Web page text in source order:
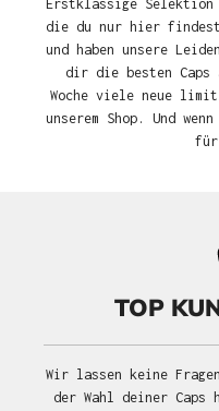
Erstklassige Selektion
die du nur hier
und haben unsere
dir die besten Caps
Woche viele neue
unserem Shop. Und
TOP
Wir lassen keine
der Wahl deiner